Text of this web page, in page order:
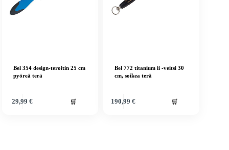
Bel 354 design-teroitin 25 cm
pyöreä terä
29,99 € 🛒
Bel 772 titanium ii -veitsi 30
cm, soikea terä
190,99€ 🛒